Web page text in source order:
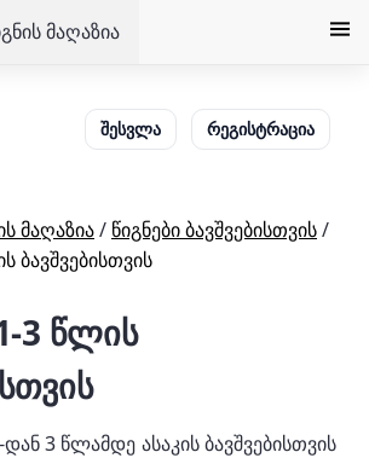
მაღაზია
შესვლა რეგისტრაცია
მაღაზია/ წიგნები ბავშვებისთვის/
ბავშვებისთვის
3 წლის
დან 3 წლამდე ასაკის ბავშვებისთვის